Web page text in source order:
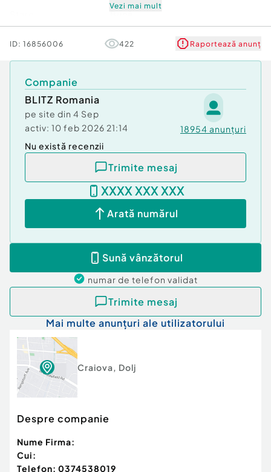
Vezi mai mult
ID: 16856006 422 Raportează anunț
Companie
BLITZ Romania
pe site din 4 Sep
activ: 10 feb 2026 21:14 18954 anunțuri
Nu există recenzii
Trimite mesaj
XXXX XXX XXX
Arată numărul
Sună vânzătorul
numar de telefon validat
Trimite mesaj
Mai multe anunțuri ale utilizatorului
Craiova, Dolj
Despre companie
Nume Firma:
Cui:
Telefon: 0374538019